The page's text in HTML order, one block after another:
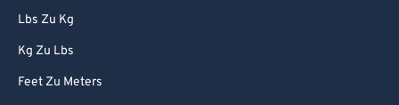
Lbs Zu Kg
Kg Zu Lbs
Feet Zu Meters